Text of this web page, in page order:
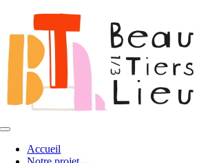
contenu
Toggle
NavigationAccueil